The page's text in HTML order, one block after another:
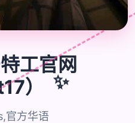
工官网
）
✨
官方华语